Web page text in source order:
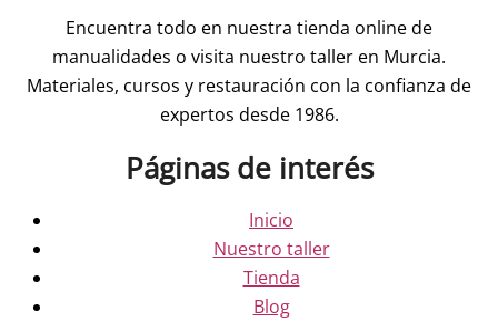
Encuentra todo en nuestra tienda online de
manualidades o visita nuestro taller en Murcia.
Materiales, cursos y restauración con la confianza de
expertos desde 1986.
Páginas de interés
Inicio
Nuestro taller
Tienda
Blog